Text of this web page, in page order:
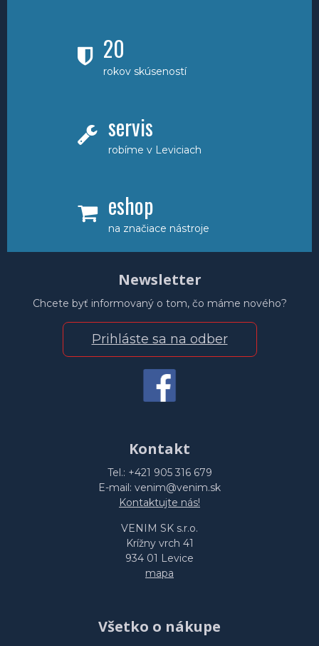
20
rokov skúseností
servis
robíme v Leviciach
eshop
na značiace nástroje
Newsletter
Chcete byť informovaný o tom, čo máme nového?
Prihláste sa na odber
Kontakt
Tel.: +421 905 316 679
E-mail: venim@venim.sk
Kontaktujte nás!
VENIM SK s.r.o.
Krížny vrch 41
934 01 Levice
mapa
Všetko o nákupe